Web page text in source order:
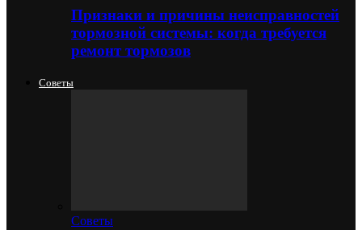
Признаки и причины неисправностей
тормозной системы: когда требуется
ремонт тормозов
Советы
Советы